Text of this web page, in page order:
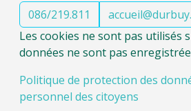
086/219.811
Les cookies ne sont pas utilisés
données ne sont pas
Politique de protection des
personnel des citoyens